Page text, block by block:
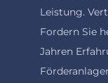
Leistung.
Fordern Sie
Jahren